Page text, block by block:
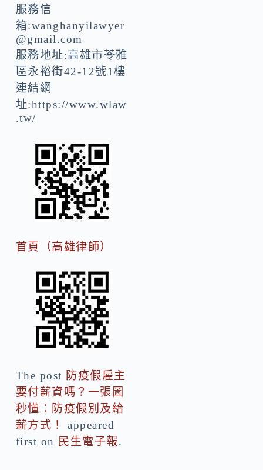
服務信
箱:wanghanyilawyer
@gmail.com
服務地址:高雄市苓雅
區永裕街42-12號1樓
連結網
址:https://www.wlaw
.tw/
首頁（高雄律師）
The post 防疫假雇主
要付薪資嗎？一張圖
秒懂：防疫假別及給
薪方式！
appeared
first on 民生電子報.